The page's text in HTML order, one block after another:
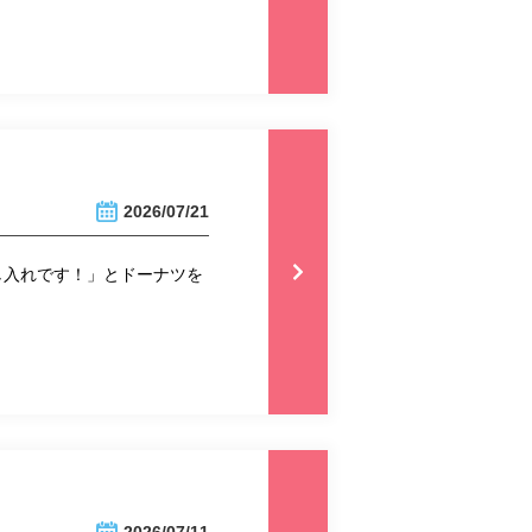
2026/07/21
れです！」とドーナツを